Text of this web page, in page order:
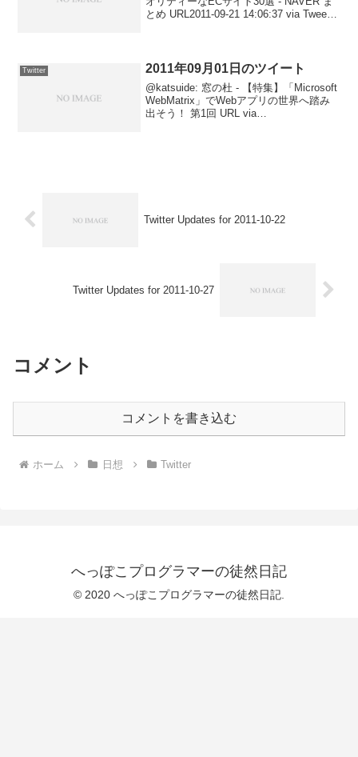
とめ URL2011-09-21 14:06:37 via Tweet
Twitter 2011年09月01日のツイート
@katsuide: 窓の杜 - 【特集】「Microsoft
WebMatrix」でWebアプリの世界へ踏み
出そう！ 第1回 URL via
Twitter Updates for 2011-10-22
Twitter Updates for 2011-10-27
コメント
コメントを書き込む
ホーム 日想 Twitter
へっぽこプログラマーの徒然日記
© 2020 へっぽこプログラマーの徒然日記.